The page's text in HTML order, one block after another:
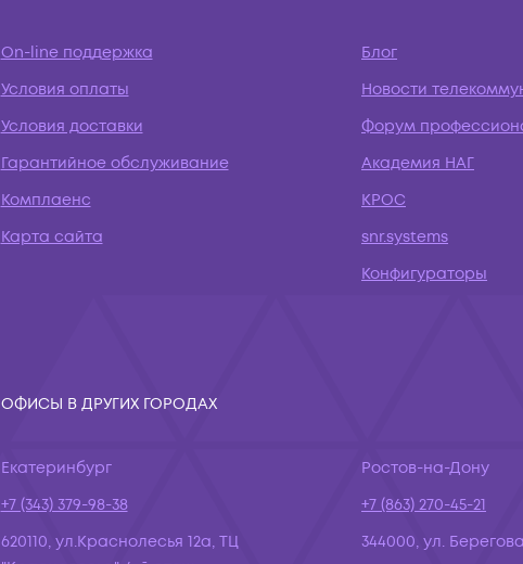
On-line поддержка
Условия оплаты
Условия доставки
Гарантийное обслуживание
Комплаенс
Карта сайта
Блог
Новости
Форум
Академия НАГ
КРОС
snr.systems
Конфигураторы
ОФИСЫ В ДРУГИХ ГОРОДАХ
Екатеринбург
+7 (343) 379-98-38
620110, ул.Краснолесья 12а, ТЦ
Ростов-на-Дону
+7 (863) 270-45-21
344000, ул.